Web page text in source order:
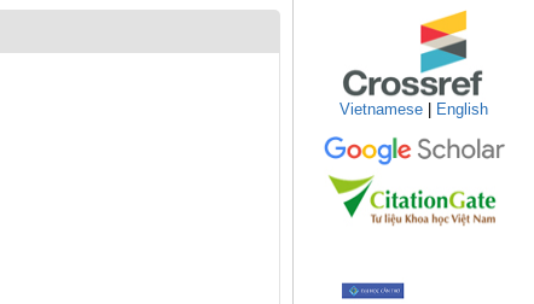
Vietnamese English